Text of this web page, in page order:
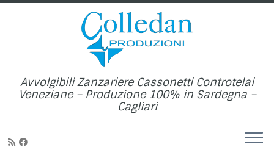
Avvolgibili Zanzariere Cassonetti Controtelai
Veneziane – Produzione 100% in Sardegna –
Cagliari